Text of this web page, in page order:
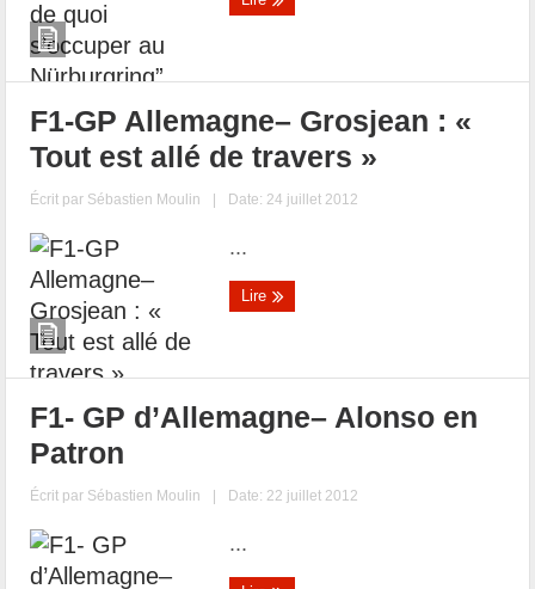
F1-GP Allemagne– Grosjean : «
Tout est allé de travers »
Écrit par Sébastien Moulin | Date: 24 juillet 2012
...
Lire
F1- GP d’Allemagne– Alonso en
Patron
Écrit par Sébastien Moulin | Date: 22 juillet 2012
...